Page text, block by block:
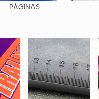
PÁGINAS